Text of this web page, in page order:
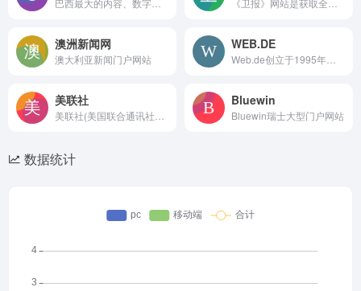
澳洲新闻网
澳大利亚新闻门户网站
WEB.DE
美联社 Bluewin
Bluewin瑞士大型门户网站
数据统计